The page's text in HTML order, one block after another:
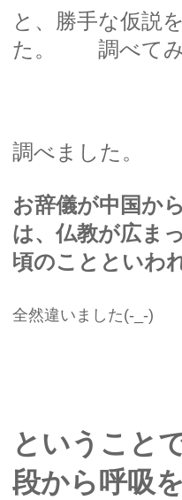
と、勝手な仮説
た。 調べてみ
調べました。
お辞儀が中国か
は、仏教が広ま
頃のことといわ
全然違いました(-_-)
ということ
段から呼吸